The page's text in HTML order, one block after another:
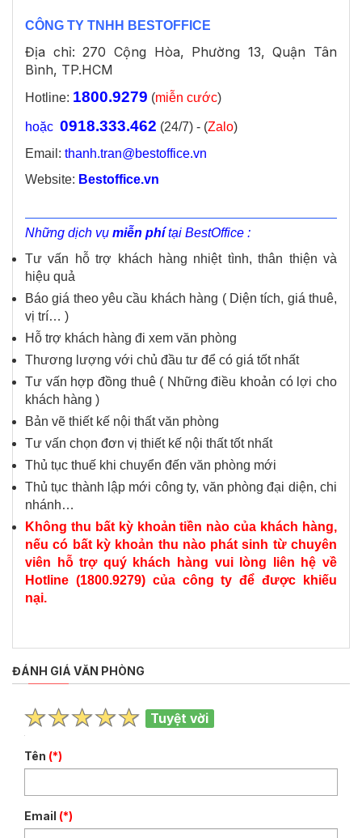
CÔNG TY TNHH BESTOFFICE
Địa chỉ: 270 Cộng Hòa, Phường 13, Quận Tân
Bình, TP.HCM
Hotline: 1800.9279 (miễn cước)
hoặc 0918.333.462 (24/7) - (Zalo)
Email: thanh.tran@bestoffice.vn
Website: Bestoffice.vn
Những dịch vụ miễn phítại BestOffice :
Tư vấn hỗ trợ khách hàng nhiệt tình, thân thiện và
hiệu quả
Báo giá theo yêu cầu khách hàng ( Diện tích, giá thuê,
vị trí… )
Hỗ trợ khách hàng đi xem văn phòng
Thương lượng với chủ đầu tư để có giá tốt nhất
Tư vấn hợp đồng thuê ( Những điều khoản có lợi cho
khách hàng )
Bản vẽ thiết kế nội thất văn phòng
Tư vấn chọn đơn vị thiết kế nội thất tốt nhất
Thủ tục thuế khi chuyển đến văn phòng mới
Thủ tục thành lập mới công ty, văn phòng đại diện, chi
nhánh…
Không thu bất kỳ khoản tiền nào của khách hàng,
nếu có bất kỳ khoản thu nào phát sinh từ chuyên
viên hỗ trợ quý khách hàng vui lòng liên hệ về
Hotline (1800.9279) của công ty để được khiếu
nại.
ĐÁNH GIÁ VĂN PHÒNG
Tuyệt vời
Tên (*)
Email (*)